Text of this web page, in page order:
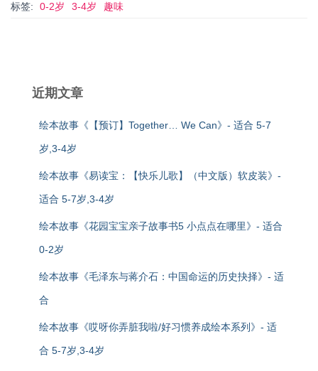
标签: 0-2岁 3-4岁 趣味
近期文章
绘本故事《【预订】Together… We Can》- 适合 5-7
岁,3-4岁
绘本故事《易读宝：【快乐儿歌】（中文版）软皮装》-
适合 5-7岁,3-4岁
绘本故事《花园宝宝亲子故事书5 小点点在哪里》- 适合
0-2岁
绘本故事《毛泽东与蒋介石：中国命运的历史抉择》- 适
合
绘本故事《哎呀你弄脏我啦/好习惯养成绘本系列》- 适
合 5-7岁,3-4岁